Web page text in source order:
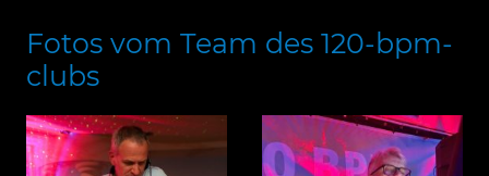
Fotos vom Team des 120-bpm-
clubs